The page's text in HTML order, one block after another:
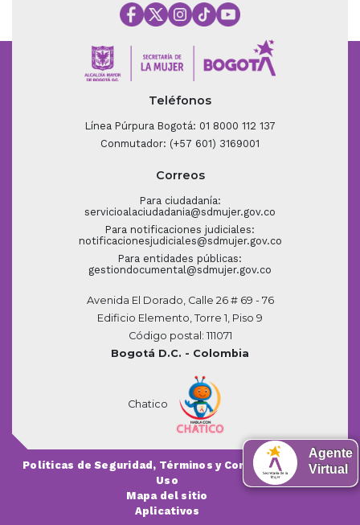
Teléfonos
Línea Púrpura Bogotá: 01 8000 112 137
Conmutador: (+57 601) 3169001
Correos
Para ciudadanía:
servicioalaciudadania@sdmujer.gov.co
Para notificaciones judiciales:
notificacionesjudiciales@sdmujer.gov.co
Para entidades públicas:
gestiondocumental@sdmujer.gov.co
Avenida El Dorado, Calle 26 # 69 - 76
Edificio Elemento, Torre 1, Piso 9
Código postal: 111071
Bogotá D.C. - Colombia
Chatico
Políticas de Seguridad, Términos y Condiciones de
Uso
Mapa del sitio
Aplicativos
Agente
Virtual